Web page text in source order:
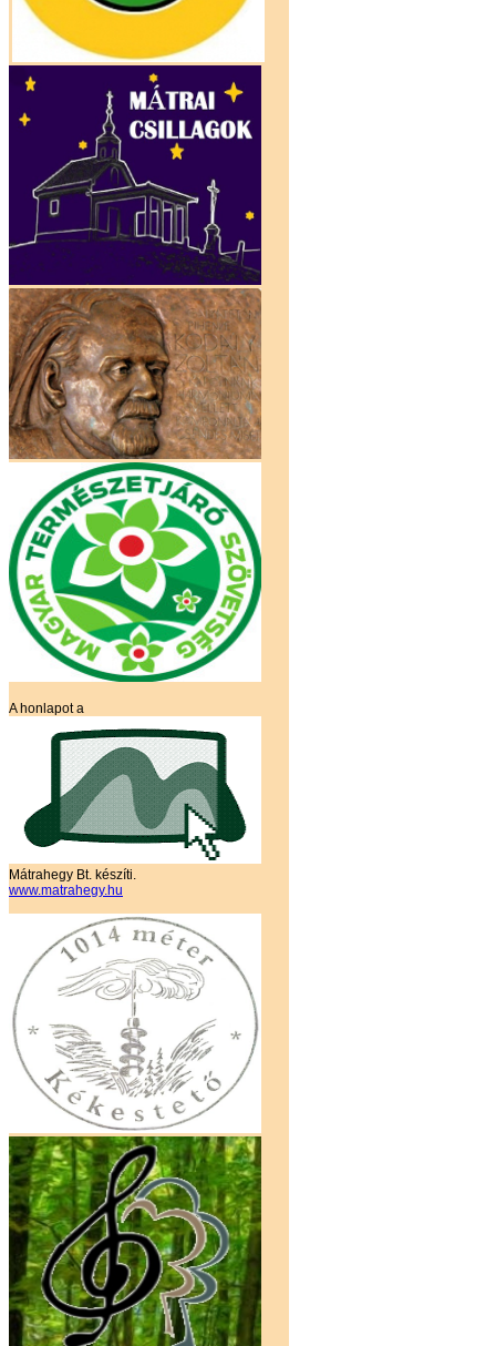
A honlapot a
Mátrahegy Bt. készíti.
www.matrahegy.hu